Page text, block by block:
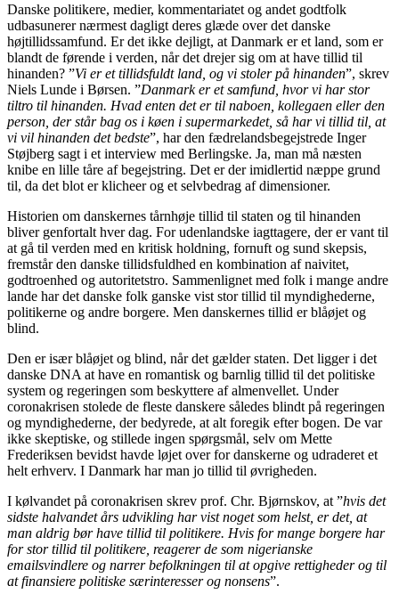
Danske politikere, medier, kommentariatet og andet godtfolk
udbasunerer nærmest dagligt deres glæde over det danske
højtillidssamfund. Er det ikke dejligt, at Danmark er et land, som er
blandt de førende i verden, når det drejer sig om at have tillid til
hinanden? ”Vi er et tillidsfuldt land, og vi stoler på hinanden”, skrev
Niels Lunde i Børsen. ”Danmark er et samfund, hvor vi har stor
tiltro til hinanden. Hvad enten det er til naboen, kollegaen eller den
person, der står bag os i køen i supermarkedet, så har vi tillid til, at
vi vil hinanden det bedste”, har den fædrelandsbegejstrede Inger
Støjberg sagt i et interview med Berlingske. Ja, man må næsten
knibe en lille tåre af begejstring. Det er der imidlertid næppe grund
til, da det blot er klicheer og et selvbedrag af dimensioner.
Historien om danskernes tårnhøje tillid til staten og til hinanden
bliver genfortalt hver dag. For udenlandske iagttagere, der er vant til
at gå til verden med en kritisk holdning, fornuft og sund skepsis,
fremstår den danske tillidsfuldhed en kombination af naivitet,
godtroenhed og autoritetstro. Sammenlignet med folk i mange andre
lande har det danske folk ganske vist stor tillid til myndighederne,
politikerne og andre borgere. Men danskernes tillid er blåøjet og
blind.
Den er især blåøjet og blind, når det gælder staten. Det ligger i det
danske DNA at have en romantisk og barnlig tillid til det politiske
system og regeringen som beskyttere af almenvellet. Under
coronakrisen stolede de fleste danskere således blindt på regeringen
og myndighederne, der bedyrede, at alt foregik efter bogen. De var
ikke skeptiske, og stillede ingen spørgsmål, selv om Mette
Frederiksen bevidst havde løjet over for danskerne og udraderet et
helt erhverv. I Danmark har man jo tillid til øvrigheden.
I kølvandet på coronakrisen skrev prof. Chr. Bjørnskov, at ”hvis det
sidste halvandet års udvikling har vist noget som helst, er det, at
man aldrig bør have tillid til politikere. Hvis for mange borgere har
for stor tillid til politikere, reagerer de som nigerianske
emailsvindlere og narrer befolkningen til at opgive rettigheder og til
at finansiere politiske særinteresser og nonsens”.